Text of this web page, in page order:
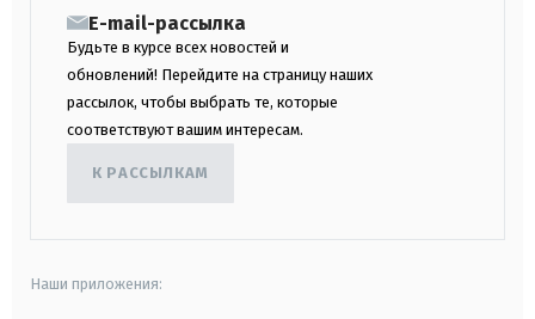
E-mail-рассылка
Будьте в курсе всех новостей и
обновлений! Перейдите на страницу наших
рассылок, чтобы выбрать те, которые
соответствуют вашим интересам.
К РАССЫЛКАМ
Наши приложения: